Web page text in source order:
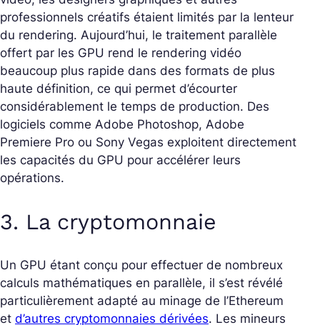
professionnels créatifs étaient limités par la lenteur
du rendering. Aujourd’hui, le traitement parallèle
offert par les GPU rend le rendering vidéo
beaucoup plus rapide dans des formats de plus
haute définition, ce qui permet d’écourter
considérablement le temps de production. Des
logiciels comme Adobe Photoshop, Adobe
Premiere Pro ou Sony Vegas exploitent directement
les capacités du GPU pour accélérer leurs
opérations.
3. La cryptomonnaie
Un GPU étant conçu pour effectuer de nombreux
calculs mathématiques en parallèle, il s’est révélé
particulièrement adapté au minage de l’Ethereum
et d’autres cryptomonnaies dérivées. Les mineurs